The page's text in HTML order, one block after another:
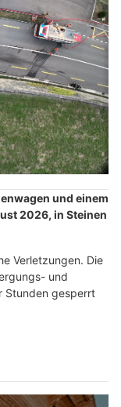
und einem
2026, in Steinen
Verletzungen. Die
und
Stunden gesperrt